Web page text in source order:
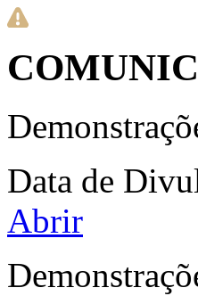
Data de
Abrir